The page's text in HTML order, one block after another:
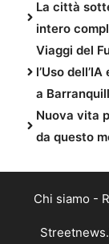
La città
intero
Viaggi del
l’Uso
a
Nuova vita
da questo
Chi siamo -